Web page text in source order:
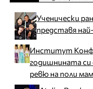
Ученически
представя
Институт
годишнината
ревю на поли